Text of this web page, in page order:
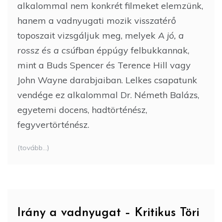
alkalommal nem konkrét filmeket elemzünk,
hanem a vadnyugati mozik visszatérő
toposzait vizsgáljuk meg, melyek A jó, a
rossz és a csúfban éppúgy felbukkannak,
mint a Buds Spencer és Terence Hill vagy
John Wayne darabjaiban. Lelkes csapatunk
vendége ez alkalommal Dr. Németh Balázs,
egyetemi docens, hadtörténész,
fegyvertörténész.
(tovább…)
Irány a vadnyugat – Kritikus Töri